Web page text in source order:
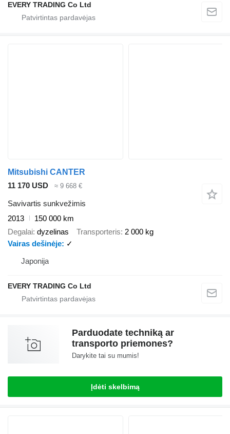
EVERY TRADING Co Ltd
Mitsubishi CANTER
11 170 USD
≈ 9 668 €
Savivartis sunkvežimis
2013
150 000 km
Degalai dyzelinas Transporteris 2 000 kg
Vairas dešinėje
✓
Japonija
EVERY TRADING Co Ltd
Parduodate techniką ar
transporto priemones?
Darykite tai su mumis!
Įdėti skelbimą